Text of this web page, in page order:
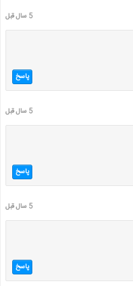
5 سال قبل
پاسخ
5 سال قبل
پاسخ
5 سال قبل
پاسخ